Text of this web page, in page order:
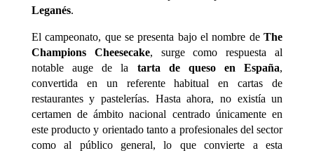
Leganés.
El campeonato, que se presenta bajo el nombre deThe
Champions Cheesecake, surge como respuesta al
notable auge de la tarta de queso en España,
convertida en un referente habitual en cartas de
restaurantes y pastelerías. Hasta ahora, no existía un
certamen de ámbito nacional centrado únicamente en
este producto y orientado tanto a profesionales del sector
como al público general, lo que convierte a esta